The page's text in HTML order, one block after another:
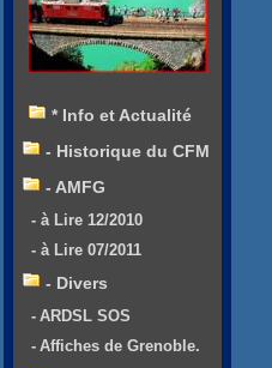
* Info et Actualité
- Historique du CFM
- AMFG
- à Lire 12/2010
- à Lire 07/2011
- Divers
- ARDSL SOS
- Affiches de Grenoble.